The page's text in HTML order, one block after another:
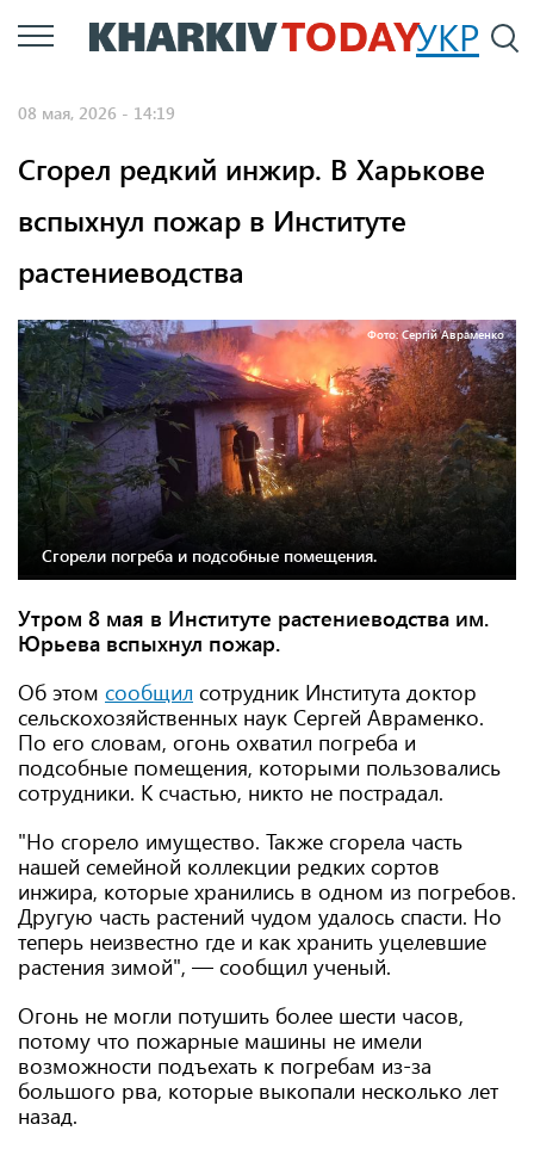
Перейти
к
УКР
08 мая, 2026 - 14:19
Сгорел редкий инжир. В Харькове
вспыхнул пожар в Институте
растениеводства
Фото: Сергій Авраменко
Сгорели погреба и подсобные помещения.
Утром 8 мая в Институте растениеводства им.
Юрьева вспыхнул пожар.
Об этом сообщил сотрудник Института доктор
сельскохозяйственных наук Сергей Авраменко.
По его словам, огонь охватил погреба и
подсобные помещения, которыми пользовались
сотрудники. К счастью, никто не пострадал.
"Но сгорело имущество. Также сгорела часть
нашей семейной коллекции редких сортов
инжира, которые хранились в одном из погребов.
Другую часть растений чудом удалось спасти. Но
теперь неизвестно где и как хранить уцелевшие
растения зимой", — сообщил ученый.
Огонь не могли потушить более шести часов,
потому что пожарные машины не имели
возможности подъехать к погребам из-за
большого рва, которые выкопали несколько лет
назад.